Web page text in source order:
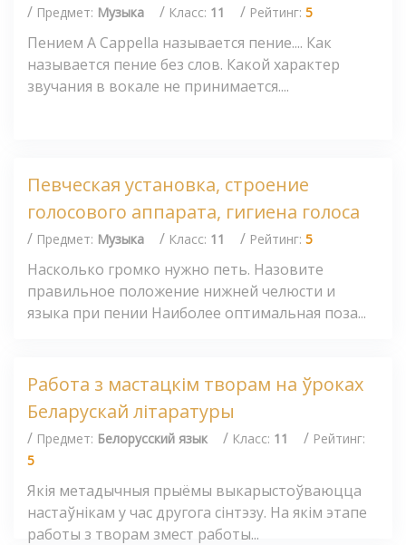
/ Предмет: Музыка / Класс: 11 / Рейтинг: 5
Пением А Сарреllа называется пение.... Как
называется пение без слов. Какой характер
звучания в вокале не принимается....
Певческая установка, строение
голосового аппарата, гигиена голоса
/ Предмет: Музыка / Класс: 11 / Рейтинг: 5
Насколько громко нужно петь. Назовите
правильное положение нижней челюсти и
языка при пении Наиболее оптимальная поза...
Работа з мастацкім творам на ўроках
Беларускай літаратуры
/ Предмет: Белорусский язык / Класс: 11 / Рейтинг:
5
Якія метадычныя прыёмы выкарыстоўваюцца
настаўнікам у час другога сінтэзу. На якім этапе
работы з творам змест работы...